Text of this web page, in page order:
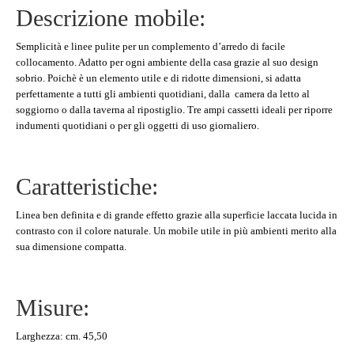
Descrizione mobile:
Semplicità e linee pulite per un complemento d’arredo di facile
collocamento. Adatto per ogni ambiente della casa grazie al suo design
sobrio. Poichè è un elemento utile e di ridotte dimensioni, si adatta
perfettamente a tutti gli ambienti quotidiani, dalla camera da letto al
soggiorno o dalla taverna al ripostiglio. Tre ampi cassetti ideali per riporre
indumenti quotidiani o per gli oggetti di uso giornaliero.
Caratteristiche:
Linea ben definita e di grande effetto grazie alla superficie laccata lucida in
contrasto con il colore naturale. Un mobile utile in più ambienti merito alla
sua dimensione compatta.
Misure:
Larghezza: cm. 45,50